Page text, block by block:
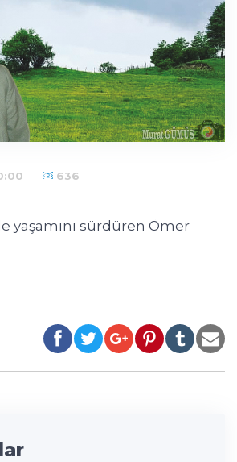
636
yaşamını sürdüren Ömer